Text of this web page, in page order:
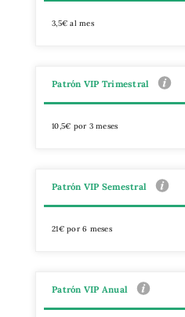
3,5€ al mes
Patrón VIP Trimestral
10,5€ por 3 meses
Patrón VIP Semestral
21€ por 6 meses
Patrón VIP Anual